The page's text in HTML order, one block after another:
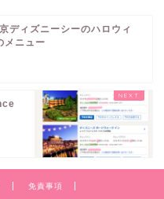
ディズニーシーのハロウィ
メニュー
免責事項